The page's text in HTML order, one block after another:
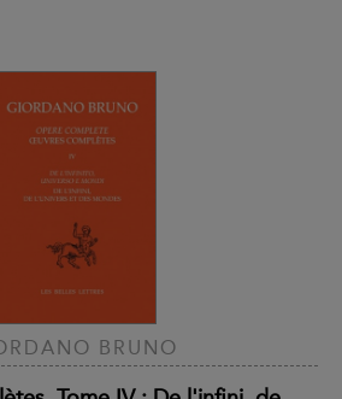
BRUNO